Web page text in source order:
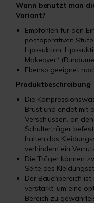
Wann benutzt man
Variant?
Empfohlen für den
postoperativen
Liposuktion,
Makeover“
Ebenso geeignet
Produktbeschreibung
Die
Brust und endet mit
Verschlüssen, an
Schulterträger
halten das
verhindern ein
Die Träger können
Seite des
Der Bauchbereich
verstärkt, um eine
Bereich zu